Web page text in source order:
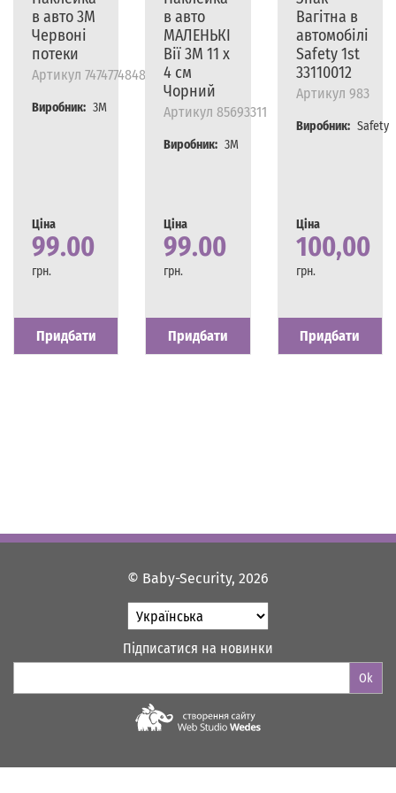
в авто 3M
Червоні
потеки
Артикул 7474774848585
Виробник: 3M
Ціна
99.00
грн.
Наявність
Є в наявності
Придбати
в авто
МАЛЕНЬКІ
Вії 3M 11 х
4 см
Чорний
Артикул 85693311
Виробник: 3M
Ціна
99.00
грн.
Наявність
Є в наявності
Придбати
Вагітна в
автомобілі
Safety 1st
33110012
Артикул 983
Виробник: Safety
Ціна
100,00
грн.
Наявність
Є в наявності
Придбати
© Baby-Security, 2026
Підписатися на новинки
Ok